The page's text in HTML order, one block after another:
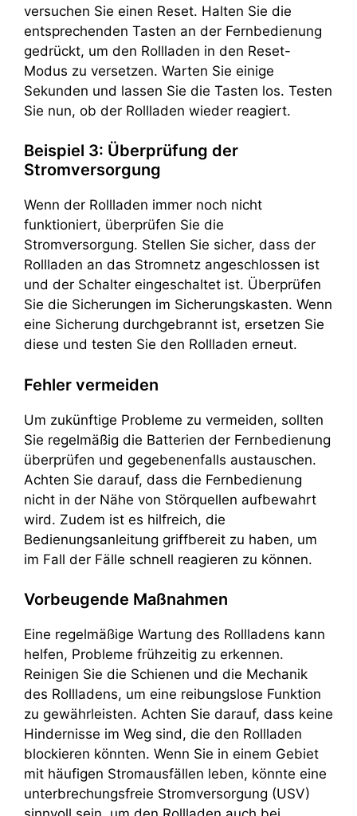
versuchen Sie einen Reset. Halten Sie die
entsprechenden Tasten an der Fernbedienung
gedrückt, um den Rollladen in den Reset-
Modus zu versetzen. Warten Sie einige
Sekunden und lassen Sie die Tasten los. Testen
Sie nun, ob der Rollladen wieder reagiert.
Beispiel 3: Überprüfung der
Stromversorgung
Wenn der Rollladen immer noch nicht
funktioniert, überprüfen Sie die
Stromversorgung. Stellen Sie sicher, dass der
Rollladen an das Stromnetz angeschlossen ist
und der Schalter eingeschaltet ist. Überprüfen
Sie die Sicherungen im Sicherungskasten. Wenn
eine Sicherung durchgebrannt ist, ersetzen Sie
diese und testen Sie den Rollladen erneut.
Fehler vermeiden
Um zukünftige Probleme zu vermeiden, sollten
Sie regelmäßig die Batterien der Fernbedienung
überprüfen und gegebenenfalls austauschen.
Achten Sie darauf, dass die Fernbedienung
nicht in der Nähe von Störquellen aufbewahrt
wird. Zudem ist es hilfreich, die
Bedienungsanleitung griffbereit zu haben, um
im Fall der Fälle schnell reagieren zu können.
Vorbeugende Maßnahmen
Eine regelmäßige Wartung des Rollladens kann
helfen, Probleme frühzeitig zu erkennen.
Reinigen Sie die Schienen und die Mechanik
des Rollladens, um eine reibungslose Funktion
zu gewährleisten. Achten Sie darauf, dass keine
Hindernisse im Weg sind, die den Rollladen
blockieren könnten. Wenn Sie in einem Gebiet
mit häufigen Stromausfällen leben, könnte eine
unterbrechungsfreie Stromversorgung (USV)